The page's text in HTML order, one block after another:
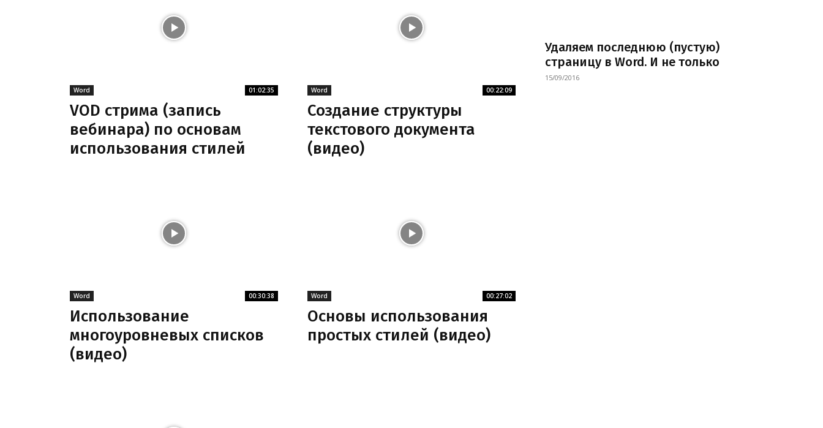
Word 01:02:35
VOD стрима (запись
вебинара) по основам
использования стилей
Word 00:22:09
Создание структуры
текстового документа
(видео)
Word 00:30:38
Использование
многоуровневых списков
(видео)
Word 00:27:02
Основы использования
простых стилей (видео)
Удаляем последнюю (пустую)
страницу в Word. И не только
15/09/2016